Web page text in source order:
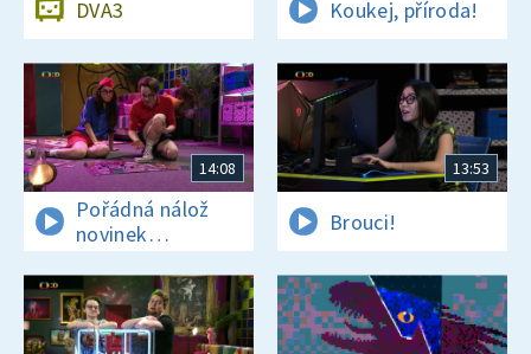
DVA3 Koukej, příroda!
14:08
Pořádná nálož
novinek
a zajímavostí
13:53
Brouci!